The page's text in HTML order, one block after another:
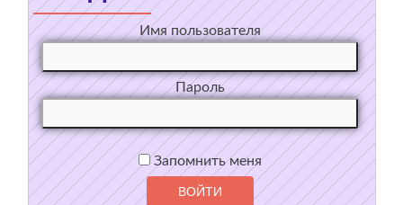
Имя пользователя
Пароль
Запомнить меня